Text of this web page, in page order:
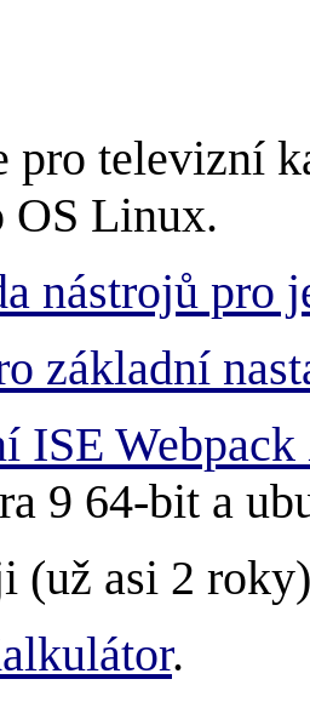
pro televizní
OS Linux.
nástrojů pro
základní
ISE
9 64-bit a
(už asi 2
.